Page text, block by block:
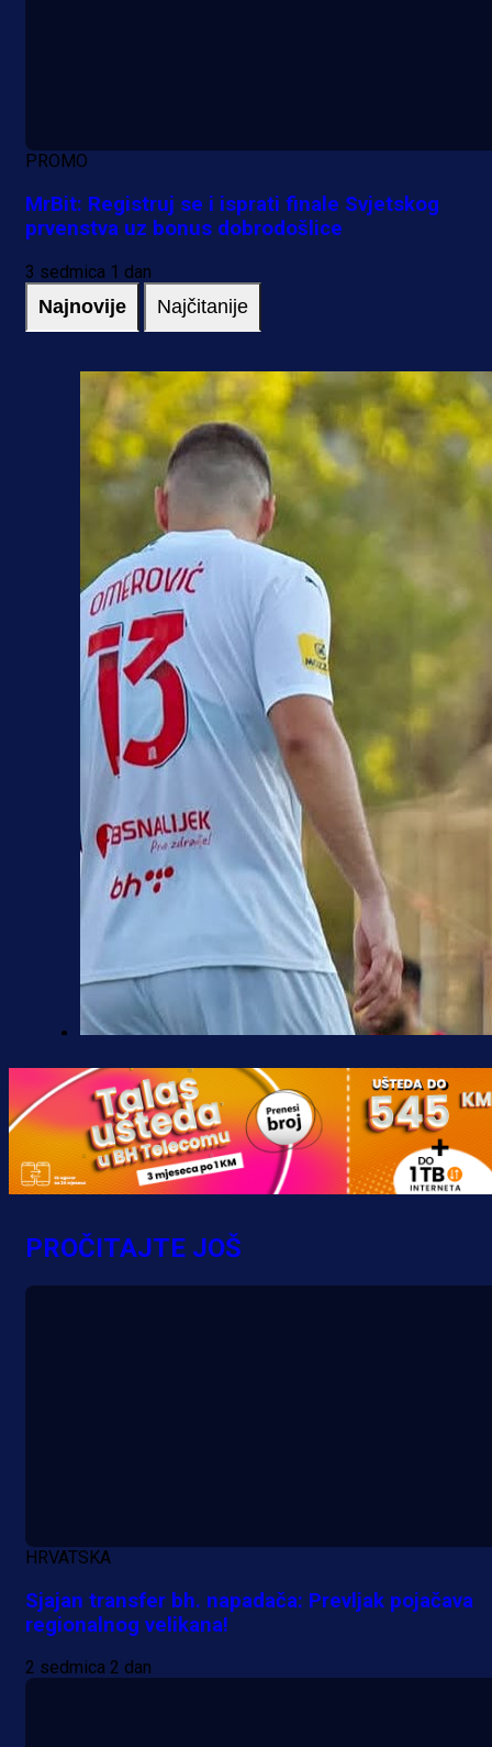
PROMO
MrBit: Registruj se i isprati finale Svjetskog
prvenstva uz bonus dobrodošlice
3 sedmica 1 dan
Najnovije Najčitanije
Borac do pobjede, ali scene iz
Banje Luke zgrozile javnost:
zbog skandiranja Ratku Mladiću!
PROČITAJTE JOŠ
HRVATSKA
Sjajan transfer bh. napadača: Prevljak pojačava
regionalnog velikana!
2 sedmica 2 dan